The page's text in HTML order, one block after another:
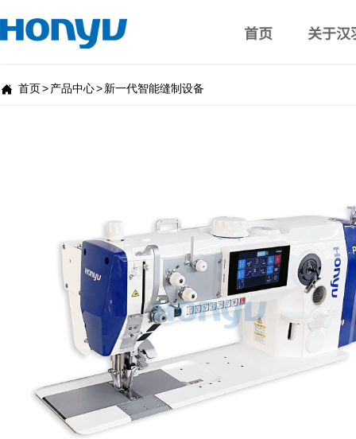
首页 关于汉
 首页>产品中心>新一代智能缝制设备